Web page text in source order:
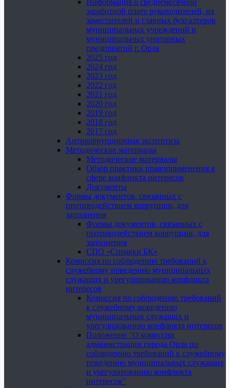
Информация о среднемесячной
заработной плате руководителей, их
заместителей и главных бухгалтеров
муниципальных учреждений и
муниципальных унитарных
предприятий г. Орла
2025 год
2024 год
2023 год
2022 год
2021 год
2020 год
2019 год
2018 год
2017 год
Антикоррупционная экспертиза
Методические материалы
Методические материалы
Обзор практики правоприменения в
сфере конфликта интересов
Документы
Формы документов, связанных с
противодействием коррупции, для
заполнения
Формы документов, связанных с
противодействием коррупции, для
заполнения
СПО «Справки БК»
Комиссия по соблюдению требований к
служебному поведению муниципальных
служащих и урегулированию конфликта
интересов
Комиссия по соблюдению требований
к служебному поведению
муниципальных служащих и
урегулированию конфликта интересов
Положение "О комиссии
администрации города Орла по
соблюдению требований к служебному
поведению муниципальных служащих
и урегулированию конфликта
интересов"